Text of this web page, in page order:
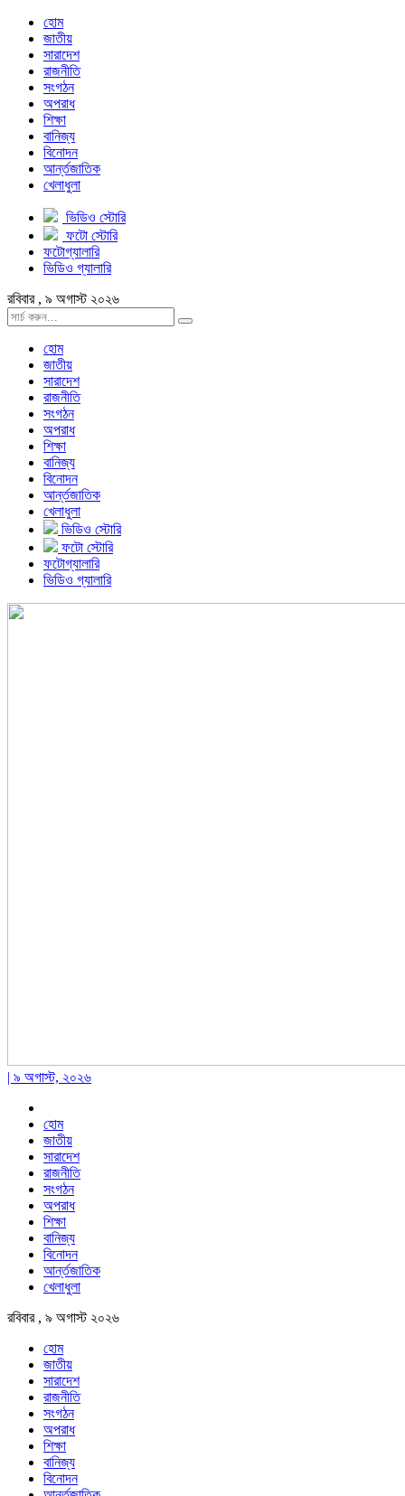
হোম
জাতীয়
সারাদেশ
রাজনীতি
সংগঠন
অপরাধ
শিক্ষা
বানিজ্য
বিনোদন
আর্ন্তজাতিক
খেলাধুলা
ভিডিও স্টোরি
ফটো স্টোরি
ফটোগ্যালারি
ভিডিও গ্যালারি
রবিবার , ৯ অগাস্ট ২০২৬
হোম
জাতীয়
সারাদেশ
রাজনীতি
সংগঠন
অপরাধ
শিক্ষা
বানিজ্য
বিনোদন
আর্ন্তজাতিক
খেলাধুলা
ভিডিও স্টোরি
ফটো স্টোরি
ফটোগ্যালারি
ভিডিও গ্যালারি
| ৯ অগাস্ট, ২০২৬
হোম
জাতীয়
সারাদেশ
রাজনীতি
সংগঠন
অপরাধ
শিক্ষা
বানিজ্য
বিনোদন
আর্ন্তজাতিক
খেলাধুলা
রবিবার , ৯ অগাস্ট ২০২৬
হোম
জাতীয়
সারাদেশ
রাজনীতি
সংগঠন
অপরাধ
শিক্ষা
বানিজ্য
বিনোদন